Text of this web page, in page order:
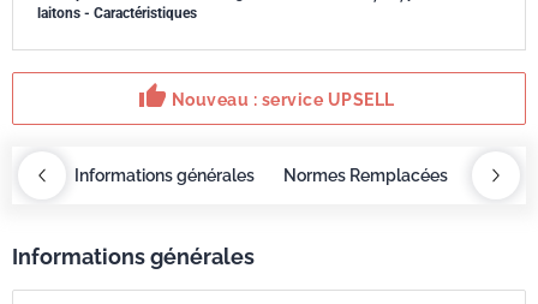
laitons - Caractéristiques
thumb_up Nouveau : service UPSELL
Informations générales Normes Remplacées
Informations générales